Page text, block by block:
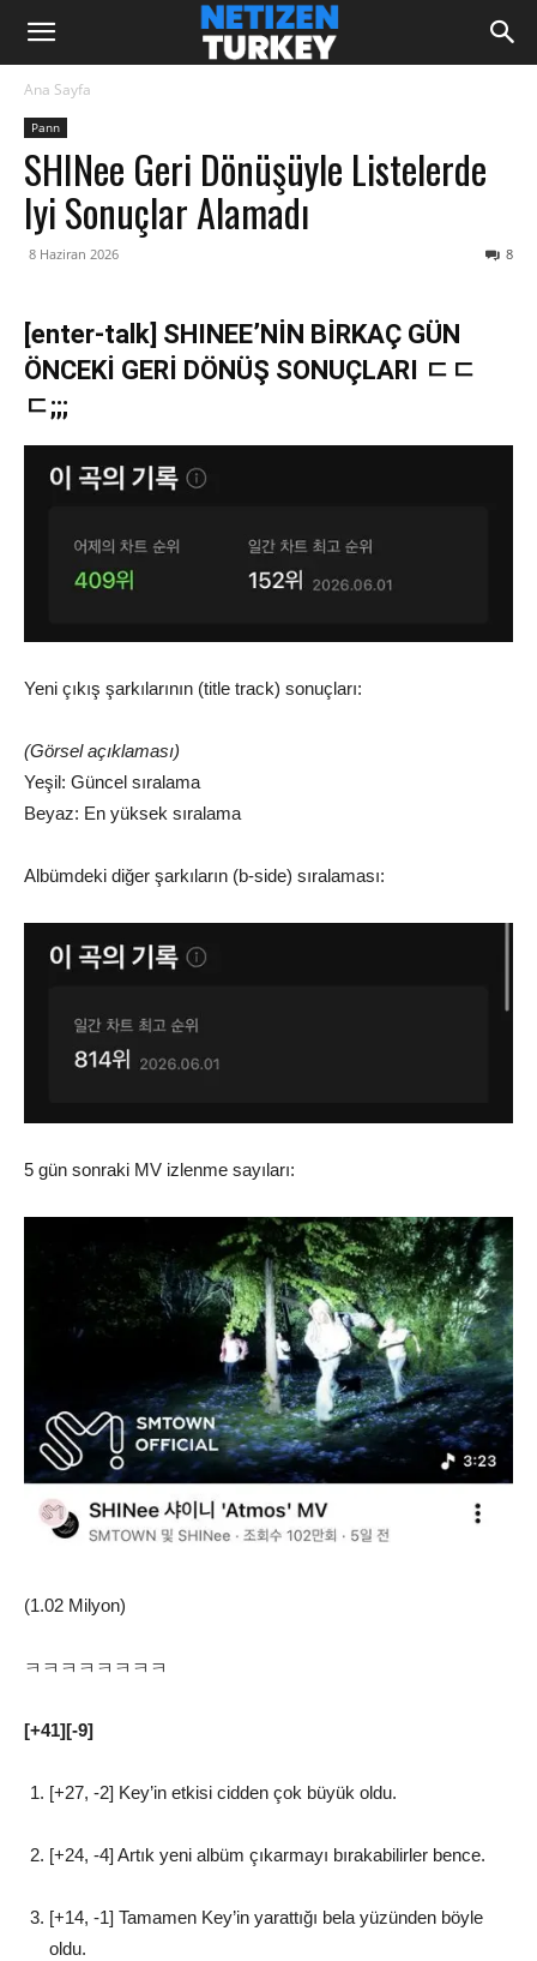
Ana Sayfa
Pann
SHINee Geri Dönüşüyle Listelerde
Iyi Sonuçlar Alamadı
8 Haziran 2026 8
[enter-talk] SHINEE’NİN BİRKAÇ GÜN
ÖNCEKİ GERİ DÖNÜŞ SONUÇLARI ㄷㄷ
ㄷ;;;
Yeni çıkış şarkılarının (title track) sonuçları:
(Görsel açıklaması)
Yeşil: Güncel sıralama
Beyaz: En yüksek sıralama
Albümdeki diğer şarkıların (b-side) sıralaması:
5 gün sonraki MV izlenme sayıları:
(1.02 Milyon)
ㅋㅋㅋㅋㅋㅋㅋㅋ
[+41][-9]
[+27, -2] Key’in etkisi cidden çok büyük oldu.
[+24, -4] Artık yeni albüm çıkarmayı bırakabilirler bence.
[+14, -1] Tamamen Key’in yarattığı bela yüzünden böyle
oldu.